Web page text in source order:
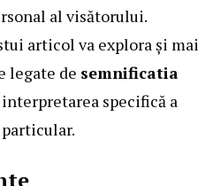
al visătorului.
articol va explora și mai
legate de semnificatia
specifică a